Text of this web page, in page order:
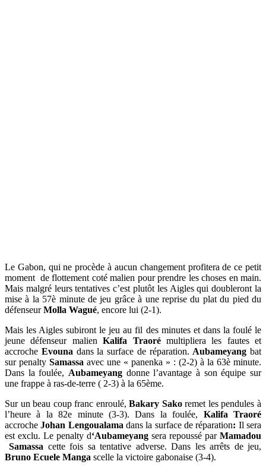
Le Gabon, qui ne procède à aucun changement profitera de ce petit
moment de flottement coté malien pour prendre les choses en main.
Mais malgré leurs tentatives c’est plutôt les Aigles qui doubleront la
mise à la 57è minute de jeu grâce à une reprise du plat du pied du
défenseurMolla Wagué, encore lui (2-1).
Mais les Aigles subiront le jeu au fil des minutes et dans la foulé le
jeune défenseur malienKalifa Traorémultipliera les fautes et
accroche Evouna dans la surface de réparation. Aubameyang bat
sur penalty Samassa avec une « panenka » : (2-2) à la 63è minute.
Dans la foulée, Aubameyang donne l’avantage à son équipe sur
une frappe à ras-de-terre ( 2-3) à la 65ème.
Sur un beau coup franc enroulé,Bakary Sakoremet les pendules à
l’heure à la 82e minute (3-3). Dans la foulée, Kalifa Traoré
accrocheJohan Lengoualama dans la surface de réparation: Il sera
est exclu. Le penalty d‘Aubameyang sera repoussé par Mamadou
Samassa cette fois sa tentative adverse. Dans les arrêts de jeu,
Bruno Ecuele Manga scelle la victoire gabonaise (3-4).